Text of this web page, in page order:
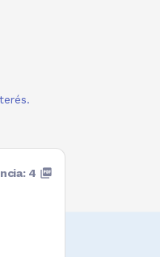
4 picture_as_pdf